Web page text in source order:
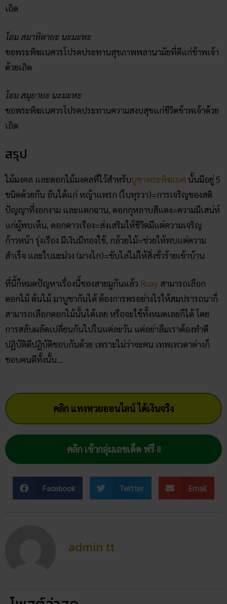
เถิด
โอม สมาหิตายะ นะมะหะ
ขอพระพิฆเนศวรโปรดประทานสุขภาพพลานามัยที่ดีแก่ข้าพเจ้า
ด้วยเถิด
โอม สมุยายะ นะมะหะ
ขอพระพิฆเนศวรโปรดประทานความสงบสุขแก่ชีวิตข้าพเจ้าด้วย
เถิด
สรุป
ไม้มงคล และดอกไม้มงคลที่ไว้สำหรับบูชาพระพิฆเนศ นั้นมีอยู่ 5
ชนิดด้วยกัน อันได้แก่ หญ้าแพรก (ใบทุรวา)=การเจริญของสติ
ปัญญาที่งอกงาม และแตกฉาน, ดอกกุหลาบสีแดง=ความมีเสน่ห์
แก่ผู้พบเห็น, ดอกดาวเรือง=ส่งเสริมให้ชีวิตมีแต่ความเจริญ
ก้าวหน้า รุ่งเรือง มีเงินมีทองใช้, กล้วยไม้=ช่วยให้พบแต่ความ
สำเร็จ และใบมะม่วง (มางไก)=ขับไล่ไม่ให้สิ่งชั่วร้ายเข้าบ้าน
ที่นี้ก็หมดปัญหาเรื่องนี้ของสายมูกันแล้ว Ruay สามารถเลือก
ดอกไม้ ต้นไม้ มาบูชากันได้ ต้องการพรอย่างไรให้สมปรารถนาก็
สามารถเลือกดอกไม้นั้นได้เลย หรือจะใช้ทั้งหมดเลยก็ได้ โดย
การสลับผลัดเปลี่ยนกันไปในแต่ละวัน แต่อย่าลืมเราต้องทำดี
ปฏิบัติดีปฏิบัติชอบกันด้วย เพราะไม่ว่าจะคน เทพเทวดาต่างก็
ชอบคนดีทั้งนั้น…
คลิก แทงหวยออนไลน์ ได้เงินจริง
คลิก เข้ากลุ่มเลขเด็ด ฟรี !!
Facebook Twitter Email
admin tt